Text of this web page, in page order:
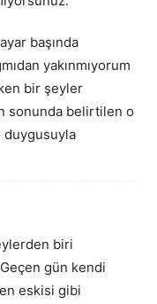
başında
yakınmıyorum
bir şeyler
sonunda belirtilen o
duygusuyla
biri
gün kendi
eskisi gibi